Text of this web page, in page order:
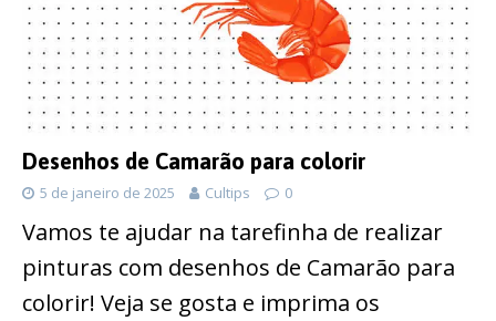
Desenhos de Camarão para colorir
5 de janeiro de 2025 Cultips 0
Vamos te ajudar na tarefinha de realizar
pinturas com desenhos de Camarão para
colorir! Veja se gosta e imprima os